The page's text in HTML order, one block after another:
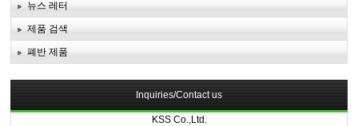
뉴스 레터
제품 검색
폐반 제품
Inquiries/Contact us
KSS Co.,Ltd.